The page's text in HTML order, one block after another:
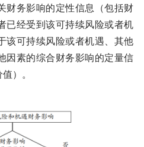
财务影响的定性信息（包括财
已经受到该可持续风险或者机
该可持续风险或者机遇、其他
因素的综合财务影响的定量信
）。